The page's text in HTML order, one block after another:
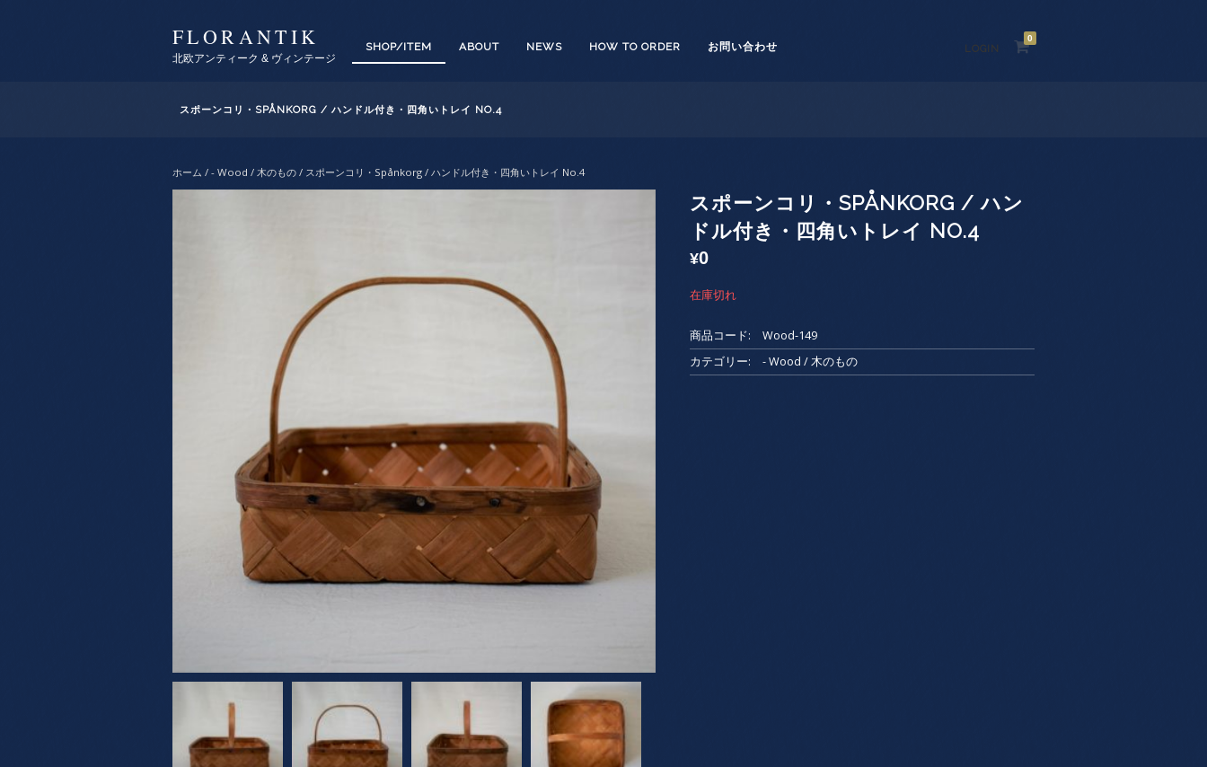
FLORANTIK
北欧アンティーク & ヴィンテージ
SHOP/ITEM ABOUT NEWS HOW TO ORDER お問い合わせ LOGIN
0
スポーンコリ・SPÅNKORG / ハンドル付き・四角いトレイ NO.4
ホーム / - Wood / 木のもの / スポーンコリ・Spånkorg / ハンドル付き・四角いトレイ No.4
スポーンコリ・SPÅNKORG / ハン
ドル付き・四角いトレイ NO.4
¥0
在庫切れ
商品コード:
Wood-149
カテゴリー:
- Wood / 木のもの